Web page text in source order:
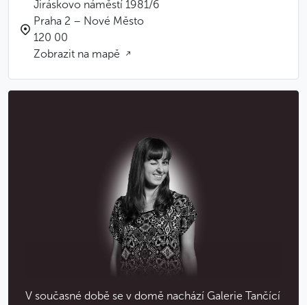
Jiráskovo náměstí 1981/6
Praha 2 – Nové Město
120 00
Zobrazit na mapě
V současné době se v domě nachází Galerie Tančící